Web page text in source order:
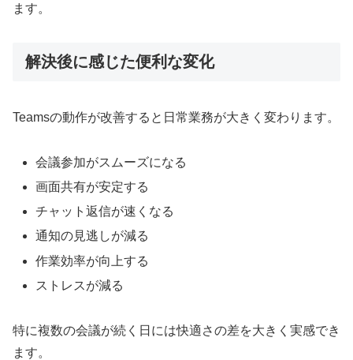
ます。
解決後に感じた便利な変化
Teamsの動作が改善すると日常業務が大きく変わります。
会議参加がスムーズになる
画面共有が安定する
チャット返信が速くなる
通知の見逃しが減る
作業効率が向上する
ストレスが減る
特に複数の会議が続く日には快適さの差を大きく実感でき
ます。